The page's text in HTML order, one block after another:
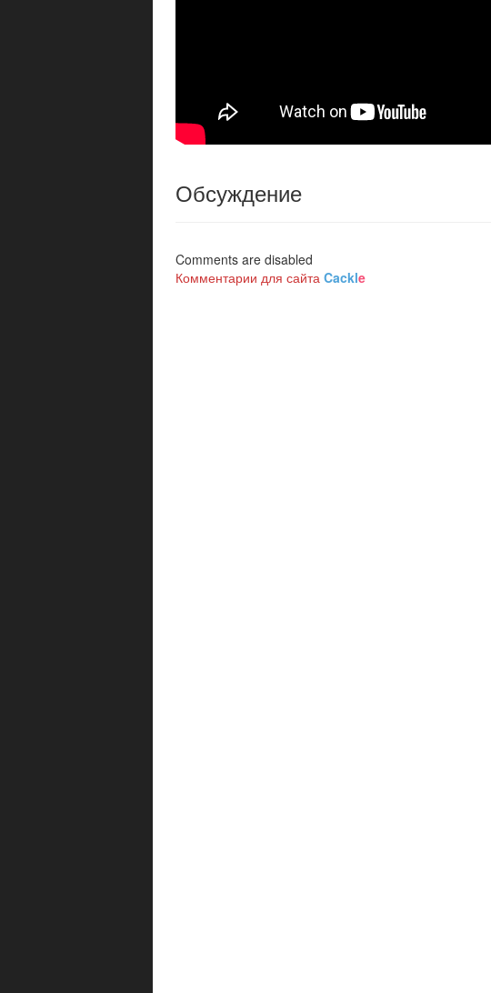
Обсуждение
Comments are disabled
Комментарии для сайта Cackle